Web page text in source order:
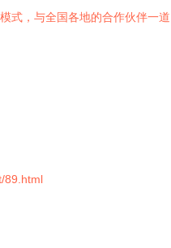
，与全国各地的合作伙伴一
89.html